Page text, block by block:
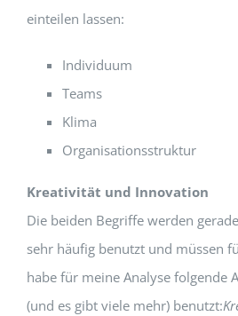
einteilen lassen:
Individuum
Teams
Klima
Organisationsstruktur
Kreativität und Innovation
Die beiden Begriffe werden
sehr häufig benutzt und müssen
habe für meine Analyse folgende
(und es gibt viele mehr) benutzt: